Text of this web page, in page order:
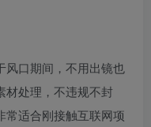
风口期间，不用出镜也
材处理，不违规不封
常适合刚接触互联网项